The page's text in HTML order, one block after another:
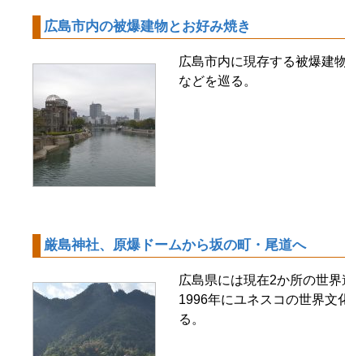
広島市内の被爆建物とお好み焼き
広島市内に現存する被爆建
などを巡る。
厳島神社、原爆ドームから坂の町・尾道へ
広島県には現在2か所の世
1996年にユネスコの世界文
る。